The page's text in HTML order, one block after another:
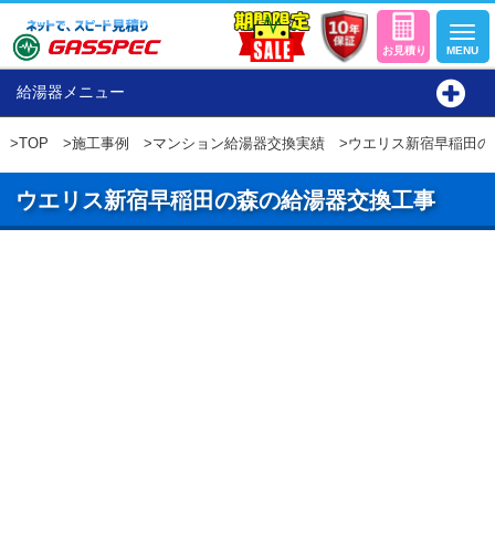
給湯器メニュー
>TOP >施工事例 >マンション給湯器交換実績>ウエリス新宿早稲田の
ウエリス新宿早稲田の森の給湯器交換工事